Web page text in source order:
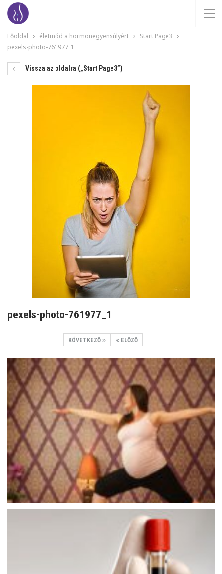
Főoldal életmód a hormonegyensúlyért
Start Page3
pexels-photo-761977_1
Vissza az oldalra („Start Page3”)
pexels-photo-761977_1
KÖVETKEZŐ ELŐZŐ